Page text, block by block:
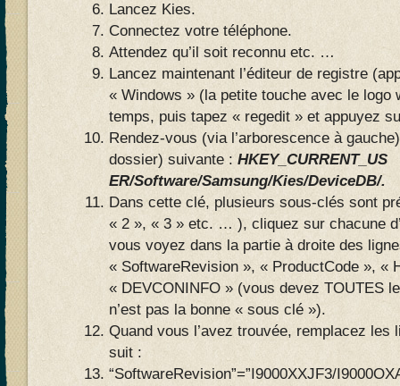
Lancez Kies.
Connectez votre téléphone.
Attendez qu’il soit reconnu etc. …
Lancez maintenant l’éditeur de registre
« Windows » (la petite touche avec le logo
temps, puis tapez « regedit » et appuyez
Rendez-vous (via l’arborescence à
dossier) suivante : HKEY_CURRENT_US
ER/Software/Samsung/Kies/DeviceDB/.
Dans cette clé, plusieurs sous-clés sont
« 2 », « 3 » etc. … ), cliquez sur chacune
vous voyez dans la partie à droite des
« SoftwareRevision », « ProductCode », «
« DEVCONINFO » (vous devez TOUTES
n’est pas la bonne « sous clé »).
Quand vous l’avez trouvée, remplacez les
suit :
“SoftwareRevision”=”I9000XXJF3/